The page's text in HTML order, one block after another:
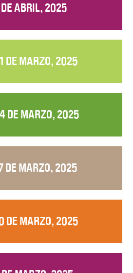
ABRIL, 2025
DE MARZO, 2025
DE MARZO, 2025
DE MARZO, 2025
DE MARZO, 2025